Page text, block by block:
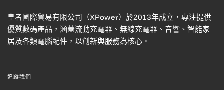
皇者國際貿易有限公司（XPower）於2013年成立，專注提供
優質數碼產品，涵蓋流動充電器、無線充電器、音響、智能家
居及各類電腦配件，以創新與服務為核心。
追蹤我們